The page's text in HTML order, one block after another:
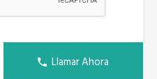
Llamar Ahora